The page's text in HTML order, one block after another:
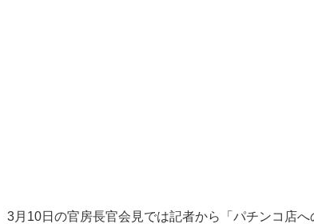
3月10日の官房長官会見では記者から「パチンコ店へ